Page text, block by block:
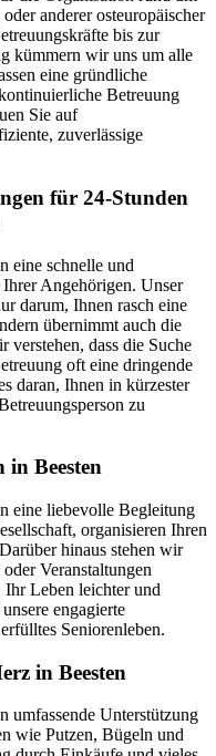
anderer osteuropäischer
bis zur
kümmern wir uns um alle
eine gründliche
Betreuung
Sie auf
zuverlässige
für 24-Stunden
eine schnelle und
Angehörigen. Unser
darum, Ihnen rasch eine
übernimmt auch die
dass die Suche
oft eine dringende
daran, Ihnen in kürzester
zu
in Beesten
eine liebevolle Begleitung
organisieren Ihren
hinaus stehen wir
Veranstaltungen
Ihr Leben leichter und
engagierte
Seniorenleben.
in Beesten
umfassende Unterstützung
wie Putzen, Bügeln und